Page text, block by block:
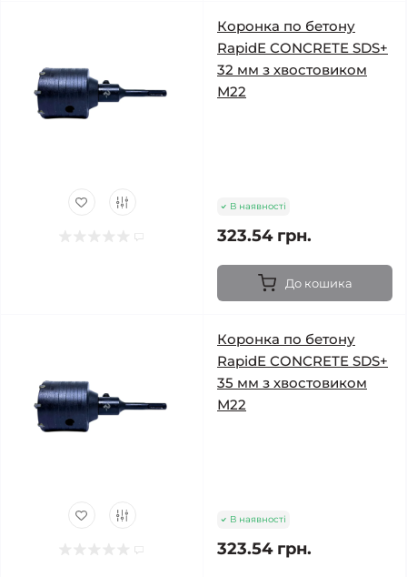
Коронка по бетону
RapidE CONCRETE SDS+
32 мм з хвостовиком
М22
В наявності
323.54 грн.
До кошика
Коронка по бетону
RapidE CONCRETE SDS+
35 мм з хвостовиком
М22
В наявності
323.54 грн.